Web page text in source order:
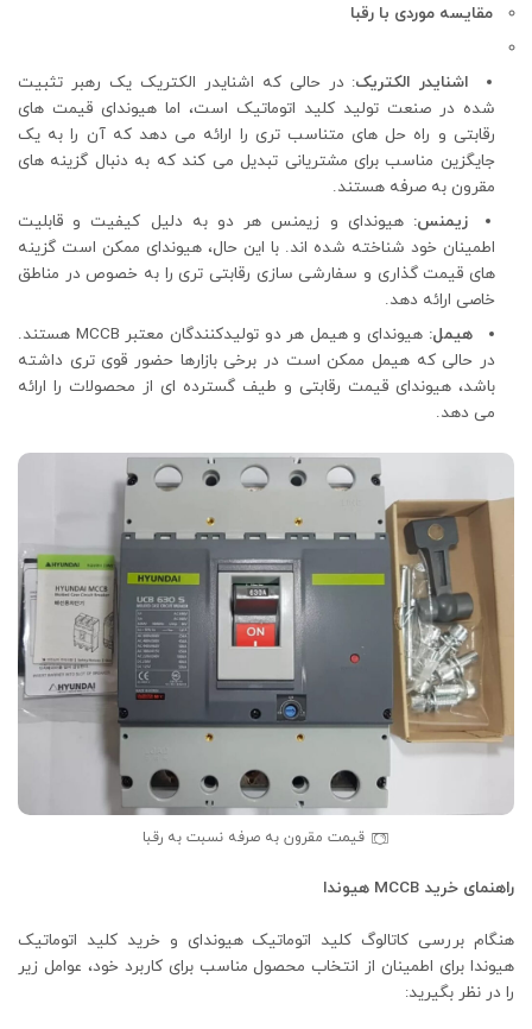
مقایسه موردی با رقبا
اشنایدر الکتریک: در حالی که اشنایدر الکتریک یک رهبر تثبیت
شده در صنعت تولید کلید اتوماتیک است، اما هیوندای قیمت های
رقابتی و راه حل های متناسب تری را ارائه می دهد که آن را به یک
جایگزین مناسب برای مشتریانی تبدیل می کند که به دنبال گزینه های
مقرون به صرفه هستند.
زیمنس: هیوندای و زیمنس هر دو به دلیل کیفیت و قابلیت
اطمینان خود شناخته شده اند. با این حال، هیوندای ممکن است گزینه
های قیمت گذاری و سفارشی سازی رقابتی تری را به خصوص در مناطق
خاصی ارائه دهد.
هیمل:
هیوندای و هیمل هر دو تولیدکنندگان معتبر MCCB هستند.
در حالی که هیمل ممکن است در برخی بازارها حضور قوی تری داشته
باشد، هیوندای قیمت رقابتی و طیف گسترده ای از محصولات را ارائه
می دهد.
قیمت مقرون به صرفه نسبت به رقبا
راهنمای خرید MCCB هیوندا
هنگام بررسی کاتالوگ کلید اتوماتیک هیوندای و خرید کلید اتوماتیک
هیوندا برای اطمینان از انتخاب محصول مناسب برای کاربرد خود، عوامل زیر
را در نظر بگیرید: